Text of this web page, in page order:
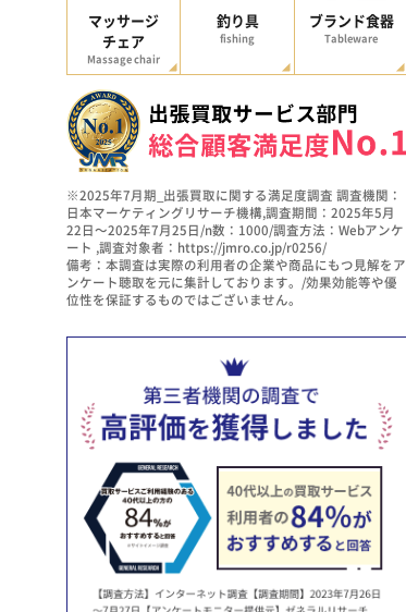
マッサージ
チェア
Massage chair
釣り具
fishing
ブランド食器
Tableware
※2025年7月期_出張買取に関する満足度調査 調査機関：
日本マーケティングリサーチ機構,調査期間：2025年5月
22日～2025年7月25日/n数：1000/調査方法：Webアンケ
ート ,調査対象者：https://jmro.co.jp/r0256/
備考：本調査は実際の利用者の企業や商品にもつ見解をア
ンケート聴取を元に集計しております。/効果効能等や優
位性を保証するものではございません。